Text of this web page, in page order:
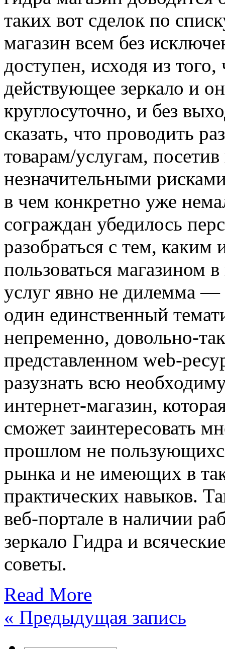
таких вот сделок по
магазин всем без
доступен, исходя из
действующее зеркало и
круглосуточно, и без
сказать, что проводить
товарам/услугам,
незначительными
в чем конкретно уже
сограждан убедилось
разобраться с тем,
пользоваться магазином
услуг явно не дилемма —
один единственный
непременно, довольно-
представленном web-
разузнать всю
интернет-магазин,
сможет заинтересовать
прошлом не
рынка и не имеющих в
практических навыков.
веб-портале в наличии
зеркало Гидра и
советы.
Read More
« Предыдущая запись